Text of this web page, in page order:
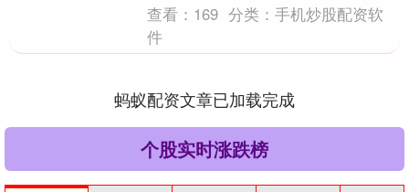
查看： 169 分类：手机炒股配资软
件
蚂蚁配资文章已加载完成
个股实时涨跌榜